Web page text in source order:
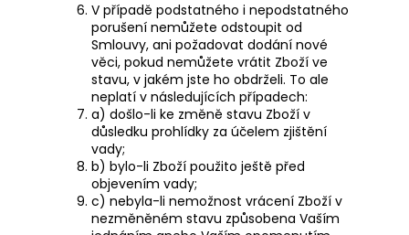
V případě podstatného i nepodstatného
porušení nemůžete odstoupit od
Smlouvy, ani požadovat dodání nové
věci, pokud nemůžete vrátit Zboží ve
stavu, v jakém jste ho obdrželi. To ale
neplatí v následujících případech:
a) došlo-li ke změně stavu Zboží v
důsledku prohlídky za účelem zjištění
vady;
b) bylo-li Zboží použito ještě před
objevením vady;
c) nebyla-li nemožnost vrácení Zboží v
nezměněném stavu způsobena Vaším